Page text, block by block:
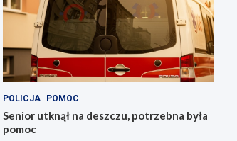
POLICJA POMOC
Senior utknął na deszczu, potrzebna była
pomoc